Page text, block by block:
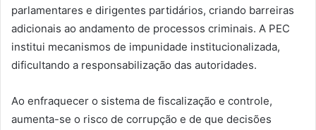
parlamentares e dirigentes partidários, criando barreiras
adicionais ao andamento de processos criminais. A PEC
institui mecanismos de impunidade institucionalizada,
dificultando a responsabilização das autoridades.
Ao enfraquecer o sistema de fiscalização e controle,
aumenta-se o risco de corrupção e de que decisões